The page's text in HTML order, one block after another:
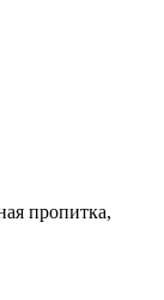
пропитка,